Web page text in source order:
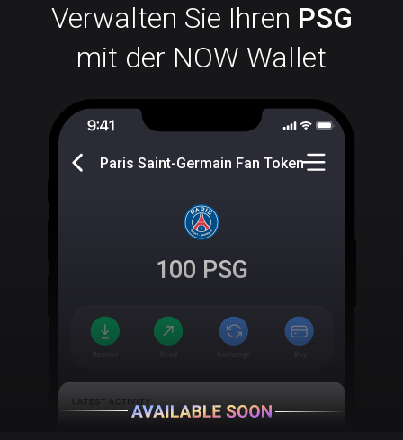
Verwalten Sie Ihren PSG
mit der NOW Wallet
Paris Saint-Germain Fan Token
100 PSG